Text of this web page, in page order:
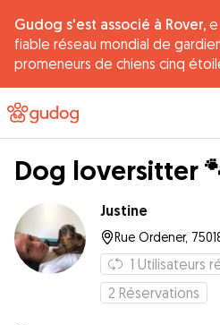
Gudog s'est associé à Rover,
fiable réseau mondial de
promeneurs de chiens cinq
Dog loversitter
Justine
Rue Ordener,
1 Utilisateurs
2 Réservations